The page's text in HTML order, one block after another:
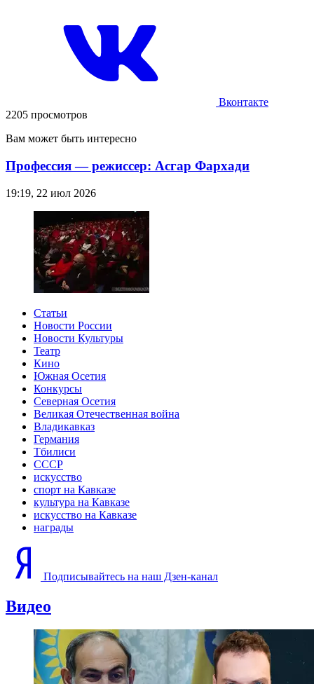
Вконтакте
2205 просмотров
Вам может быть интересно
Профессия — режиссер: Асгар Фархади
19:19, 22 июл 2026
Статьи
Новости России
Новости Культуры
Театр
Кино
Южная Осетия
Конкурсы
Северная Осетия
Великая Отечественная война
Владикавказ
Германия
Тбилиси
СССР
искусство
спорт на Кавказе
культура на Кавказе
искусство на Кавказе
награды
Подписывайтесь на наш Дзен-канал
Видео